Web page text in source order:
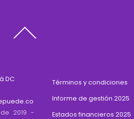
To
DC
2019 -
Términos y condiciones
Informe de gestión 2025
Estados financieros 2025